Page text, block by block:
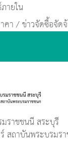
ายใน
คา / ข่าวจัดซื้อจัด
ราชชนนี สระบุรี
สถาบันพระบรมร